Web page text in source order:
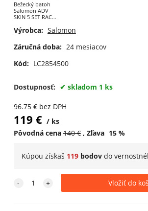
Bežecký batoh
Salomon ADV
SKIN 5 SET RACE
White
Výrobca: Salomon
Záručná doba: 24 mesiacov
Kód: LC2854500
Dostupnosť: skladom 1 ks
96.75€ bez DPH
119 €
ks
Pôvodná cena 140€ Zľava 15%
Kúpou získaš 119bodovdo